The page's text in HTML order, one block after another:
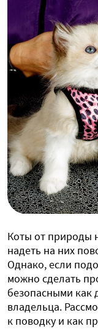
Коты от природы
надеть на них
Однако, если
можно сделать
безопасными как
владельца.
к поводку и как